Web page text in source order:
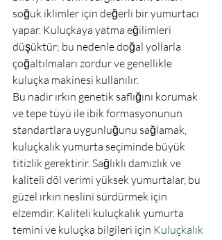
soğuk iklimler için değerli bir yumurtacı
yapar. Kuluçkaya yatma eğilimleri
düşüktür; bu nedenle doğal yollarla
çoğaltılmaları zordur ve genellikle
kuluçka makinesi kullanılır.
Bu nadir ırkın genetik saflığını korumak
ve tepe tüyü ile ibik formasyonunun
standartlara uygunluğunu sağlamak,
kuluçkalık yumurta seçiminde büyük
titizlik gerektirir. Sağlıklı damızlık ve
kaliteli döl verimi yüksek yumurtalar, bu
güzel ırkın neslini sürdürmek için
elzemdir. Kaliteli kuluçkalık yumurta
temini ve kuluçka bilgileri için Kuluçkalık